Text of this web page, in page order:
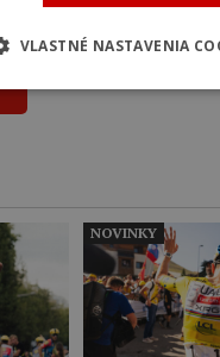
NOVINKY
VLASTNÉ NASTAVENIA